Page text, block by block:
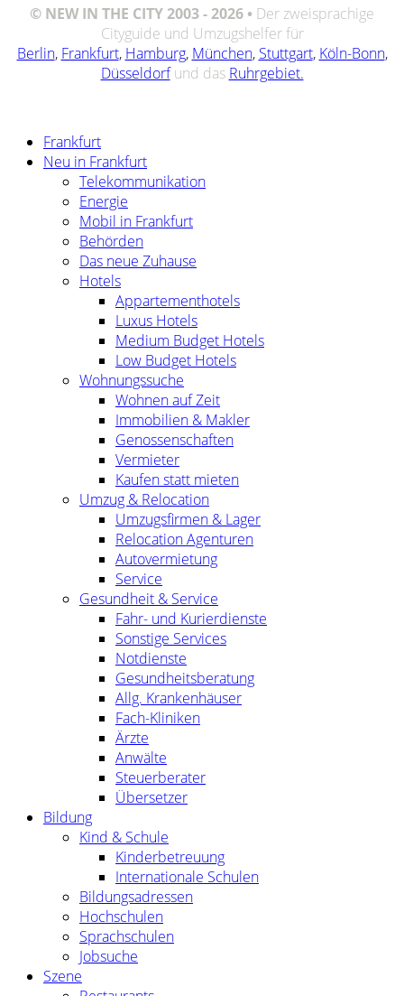
© NEW IN THE CITY 2003 - 2026 • Der zweisprachige
Cityguide und Umzugshelfer für
Berlin, Frankfurt, Hamburg, München, Stuttgart, Köln-Bonn,
Düsseldorf und das Ruhrgebiet.
Frankfurt
Neu in Frankfurt
Telekommunikation
Energie
Mobil in Frankfurt
Behörden
Das neue Zuhause
Hotels
Appartementhotels
Luxus Hotels
Medium Budget Hotels
Low Budget Hotels
Wohnungssuche
Wohnen auf Zeit
Immobilien & Makler
Genossenschaften
Vermieter
Kaufen statt mieten
Umzug & Relocation
Umzugsfirmen & Lager
Relocation Agenturen
Autovermietung
Service
Gesundheit & Service
Fahr- und Kurierdienste
Sonstige Services
Notdienste
Gesundheitsberatung
Allg. Krankenhäuser
Fach-Kliniken
Ärzte
Anwälte
Steuerberater
Übersetzer
Bildung
Kind & Schule
Kinderbetreuung
Internationale Schulen
Bildungsadressen
Hochschulen
Sprachschulen
Jobsuche
Szene